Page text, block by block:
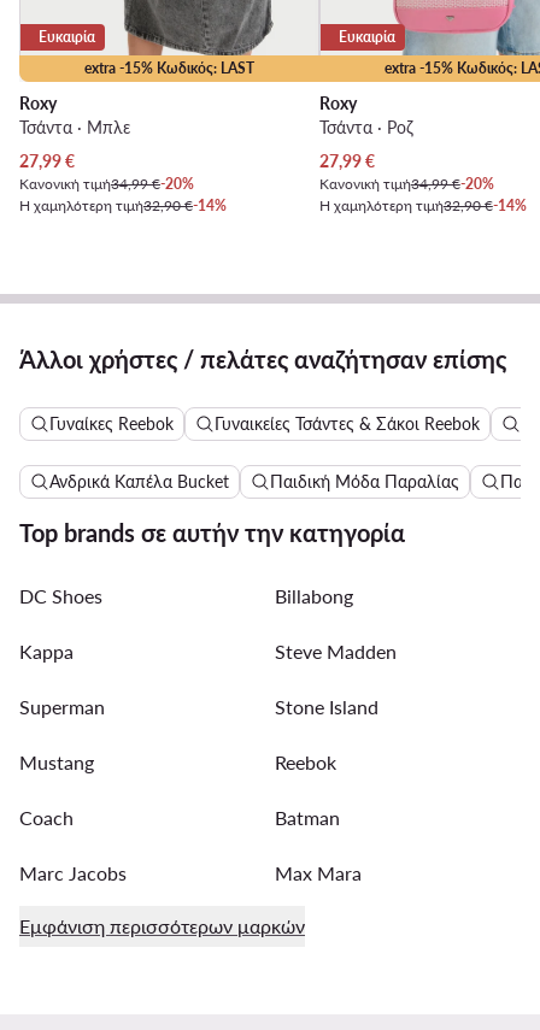
extra -15% Κωδικός: LAST
Ευκαιρία
Roxy
Τσάντα · Μπλε
Τρέχουσα τιμή
27,99€
Κανονική τιμή34,99 €-20%
Η χαμηλότερη τιμή32,90 €-14%
extra -15% Κωδικός:
Ευκαιρία
Roxy
Τσάντα · Ροζ
Τρέχουσα τιμή
27,99€
Κανονική τιμή34,99 €-20%
Η χαμηλότερη τιμή32,90 €-14%
Άλλοι χρήστες / πελάτες αναζήτησαν επίσης
Γυναίκες Reebok Γυναικείες Τσάντες & Σάκοι Reebok
Ανδρικά Καπέλα Bucket Παιδική Μόδα Παραλίας
Top brands σε αυτήν την κατηγορία
DC Shoes Billabong
Kappa Steve Madden
Superman Stone Island
Mustang Reebok
Coach Batman
Marc Jacobs Max Mara
Εμφάνιση περισσότερων μαρκών